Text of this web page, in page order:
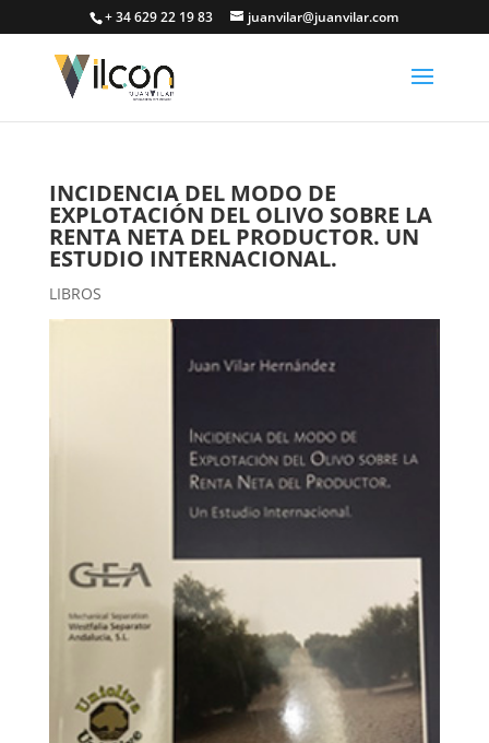
+ 34 629 22 19 83 juanvilar@juanvilar.com
INCIDENCIA DEL MODO DE
EXPLOTACIÓN DEL OLIVO SOBRE LA
RENTA NETA DEL PRODUCTOR. UN
ESTUDIO INTERNACIONAL.
LIBROS